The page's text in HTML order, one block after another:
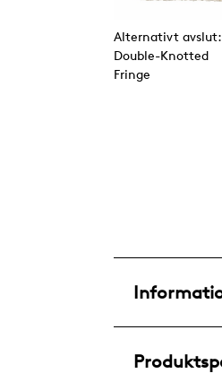
Alternativt avslut:
Double-Knotted
Fringe